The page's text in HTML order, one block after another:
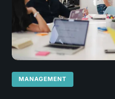
MANAGEMENT